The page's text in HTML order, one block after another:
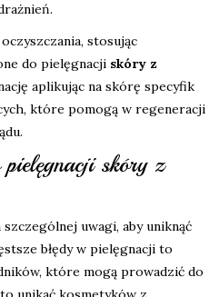
stosując
do pielęgnacji skóry z
aplikując na skórę specyfik
które pomogą w regeneracji
pielęgnacji skóry z
szczególnej uwagi, aby uniknąć
błędy w pielęgnacji to
które mogą prowadzić do